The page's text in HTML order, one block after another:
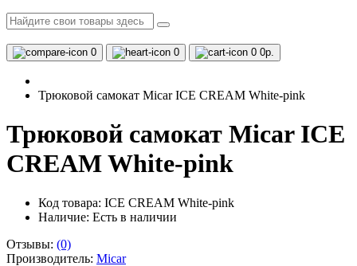
0 0 0 0р.
Трюковой самокат Micar ICE CREAM White-pink
Трюковой самокат Micar ICE
CREAM White-pink
Код товара: ICE CREAM White-pink
Наличие: Есть в наличии
Отзывы: (0)
Производитель: Micar